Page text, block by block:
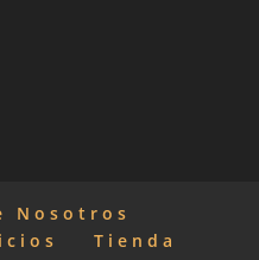
Nosotros
Tienda